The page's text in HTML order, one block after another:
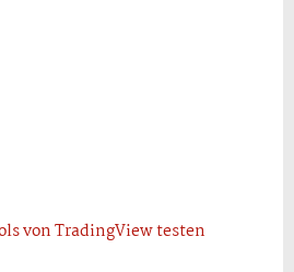
von TradingView testen